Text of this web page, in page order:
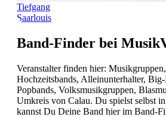
Tiefgang
Saarlouis
Band-Finder bei
Veranstalter finden hier:
Hochzeitsbands, Alleinunterhalter,
Popbands, Volksmusikgruppen,
Umkreis von Calau. Du spielst selbst
kannst Du Deine Band hier im Band-